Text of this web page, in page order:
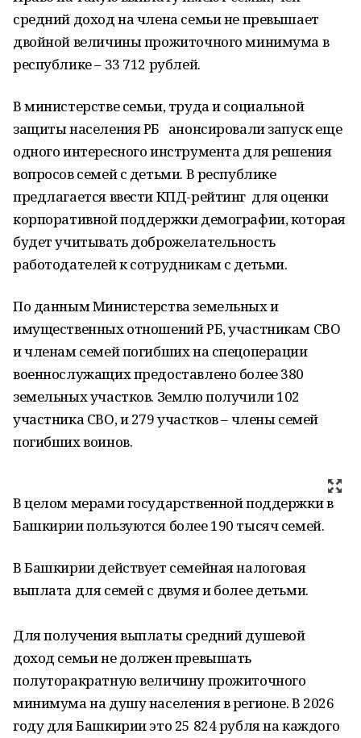
средний доход на члена семьи не превышает
двойной величины прожиточного минимума в
республике – 33 712 рублей.
В министерстве семьи, труда и социальной
защиты населения РБ анонсировали запуск еще
одного интересного инструмента для решения
вопросов семей с детьми. В республике
предлагается ввести КПД-рейтинг для оценки
корпоративной поддержки демографии, которая
будет учитывать доброжелательность
работодателей к сотрудникам с детьми.
По данным Министерства земельных и
имущественных отношений РБ, участникам СВО
и членам семей погибших на спецоперации
военнослужащих предоставлено более 380
земельных участков. Землю получили 102
участника СВО, и 279 участков – члены семей
погибших воинов.
В целом мерами государственной поддержки в
Башкирии пользуются более 190 тысяч семей.
В Башкирии действует семейная налоговая
выплата для семей с двумя и более детьми.
Для получения выплаты средний душевой
доход семьи не должен превышать
полуторакратную величину прожиточного
минимума на душу населения в регионе. В 2026
году для Башкирии это 25 824 рубля на каждого